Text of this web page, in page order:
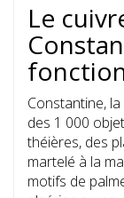
Le
Constantine,
des 1 000
théières, des
martelé à la
motifs de